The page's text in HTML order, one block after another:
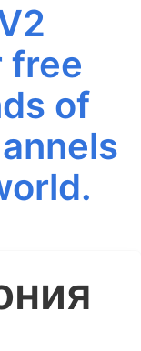
free
of